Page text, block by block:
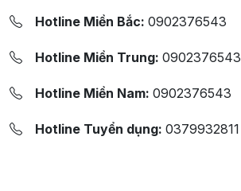
Hotline Miền Bắc: 0902376543
Hotline Miền Trung: 0902376543
Hotline Miền Nam: 0902376543
Hotline Tuyển dụng: 0379932811